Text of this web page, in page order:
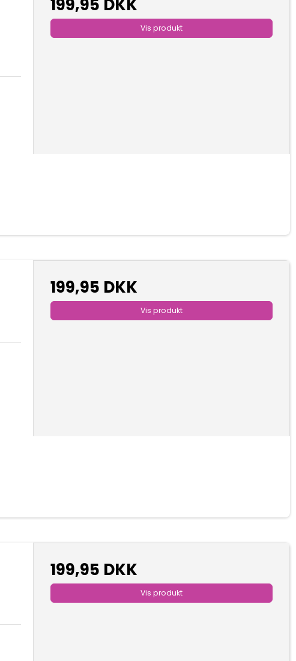
199,95 DKK
Vis produkt
199,95 DKK
Vis produkt
199,95 DKK
Vis produkt